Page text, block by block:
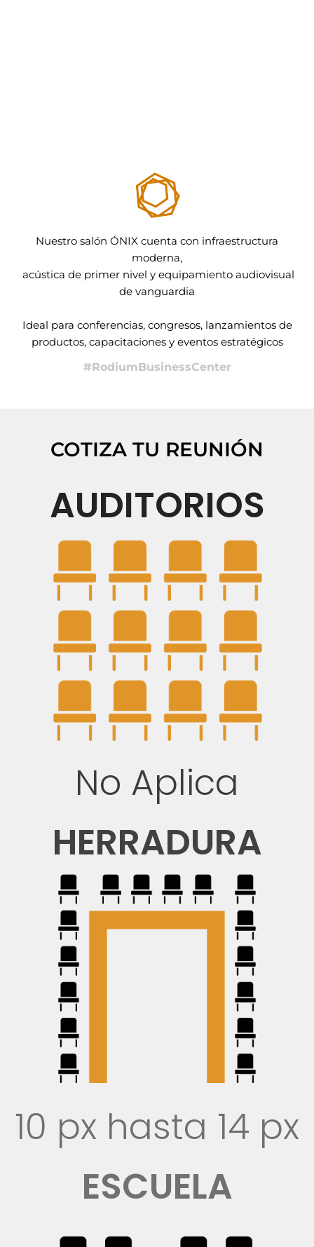
Nuestro salón ÓNIX cuenta con infraestructura
moderna,
acústica de primer nivel y equipamiento audiovisual
de vanguardia
Ideal para conferencias, congresos, lanzamientos de
productos, capacitaciones y eventos estratégicos
#RodiumBusinessCenter
COTIZA TU REUNIÓN
AUDITORIOS
No Aplica
HERRADURA
10 px hasta 14 px
ESCUELA